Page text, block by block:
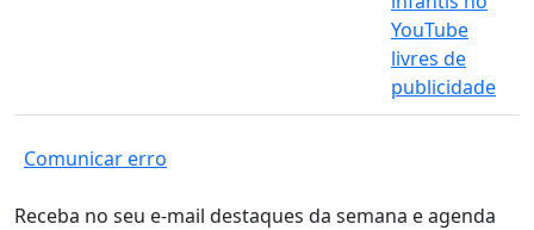
YouTube
livres de
publicidade
Comunicar erro
Receba no seu e-mail destaques da semana e agenda